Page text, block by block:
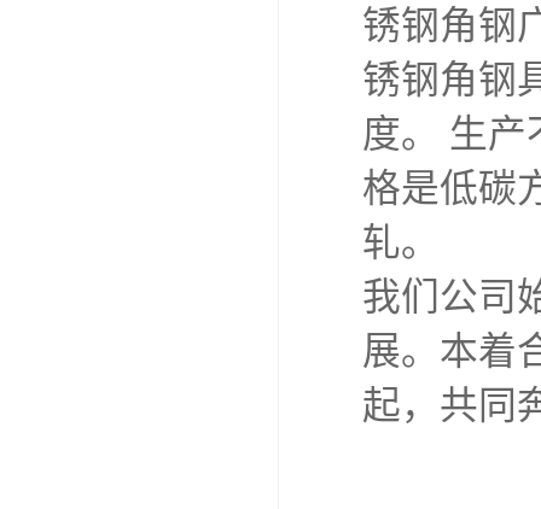
锈钢角钢
锈钢角钢
度。 生产
格是低碳
轧。
我们公司
展。本着
起，共同